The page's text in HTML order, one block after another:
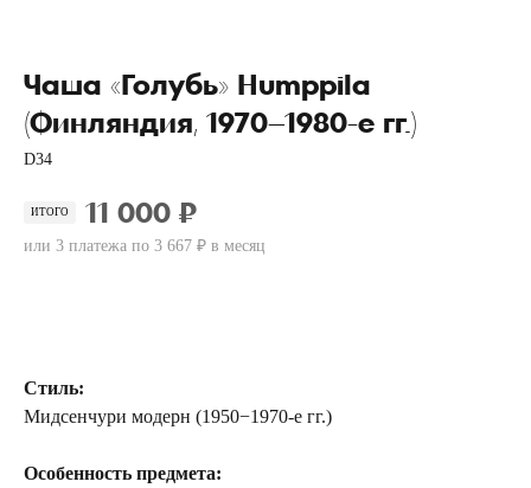
Чаша «Голубь» Humppila
(Финляндия, 1970–1980-е гг.)
D34
ИТОГО 11 000 ₽
или 3 платежа по 3 667 ₽ в месяц
Стиль:
Мидсенчури модерн (1950−1970-е гг.)
Особенность предмета: